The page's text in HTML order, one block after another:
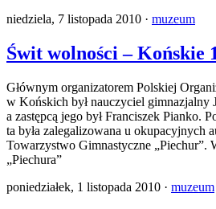
niedziela, 7 listopada 2010 · muzeum
Świt wolności – Końskie
Głównym organizatorem Polskiej
w Końskich był nauczyciel gimnazjalny
a zastępcą jego był Franciszek Pianko.
ta była zalegalizowana u okupacyjnych
Towarzystwo Gimnastyczne „Piechur”.
„Piechura”
poniedziałek, 1 listopada 2010 · muzeum